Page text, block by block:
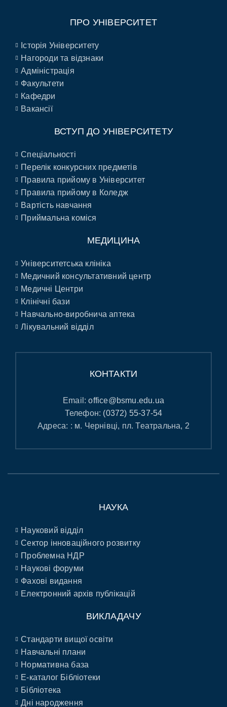
ПРО УНІВЕРСИТЕТ
Історія Університету
Нагороди та відзнаки
Адміністрація
Факультети
Кафедри
Вакансії
ВСТУП ДО УНІВЕРСИТЕТУ
Спеціальності
Перелік конкурсних предметів
Правила прийому в Університет
Правила прийому в Коледж
Вартість навчання
Приймальна коміся
МЕДИЦИНА
Університетська клініка
Медичний консультативний центр
Медичні Центри
Клінічні бази
Навчально-виробнича аптека
Лікувальний відділ
КОНТАКТИ
Email:office@bsmu.edu.ua
Телефон: (0372) 55-37-54
Адреса: : м. Чернівці, пл. Театральна, 2
НАУКА
Науковий відділ
Сектор інноваційного розвитку
Проблемна НДР
Наукові форуми
Фахові видання
Електронний архів публікацій
ВИКЛАДАЧУ
Стандарти вищої освіти
Навчальні плани
Нормативна база
E-каталог Бібліотеки
Бібліотека
Дні народження